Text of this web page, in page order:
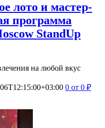
лото и мастер-
программа
StandUp
на любой вкус
0 от 0 ₽